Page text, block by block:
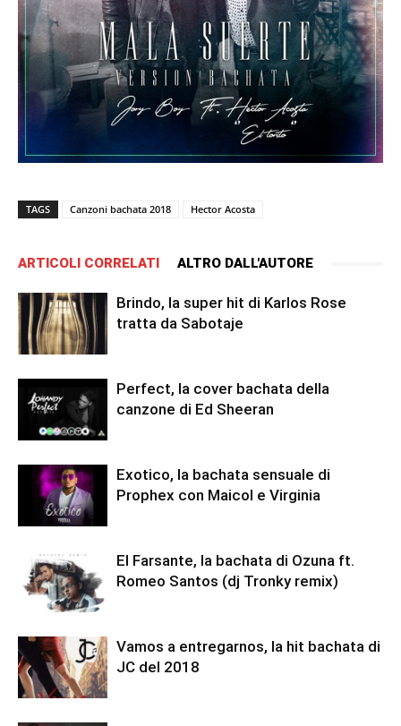
TAGS Canzoni bachata 2018 Hector Acosta
ARTICOLI CORRELATI ALTRO DALL'AUTORE
Brindo, la super hit di Karlos Rose
tratta da Sabotaje
Perfect, la cover bachata della
canzone di Ed Sheeran
Exotico, la bachata sensuale di
Prophex con Maicol e Virginia
El Farsante, la bachata di Ozuna ft.
Romeo Santos (dj Tronky remix)
Vamos a entregarnos, la hit bachata di
JC del 2018